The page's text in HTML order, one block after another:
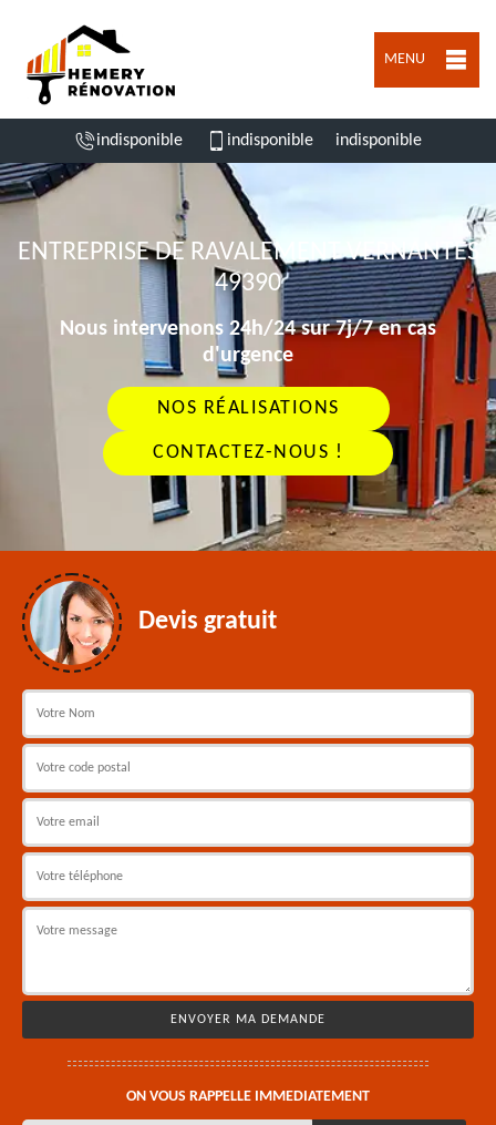
MENU
indisponible indisponible indisponible
ENTREPRISE DE RAVALEMENT VERNANTES
49390
Nous intervenons 24h/24 sur 7j/7 en cas
d'urgence
NOS RÉALISATIONS
CONTACTEZ-NOUS !
Devis gratuit
ON VOUS RAPPELLE IMMEDIATEMENT